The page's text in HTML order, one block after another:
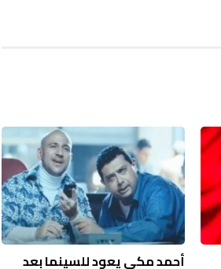
أحمد مكي يعود للسينما بعد